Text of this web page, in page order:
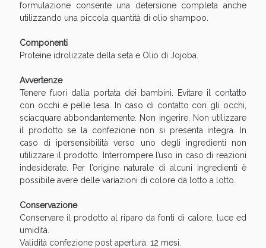
formulazione consente una detersione completa anche
utilizzando una piccola quantità di olio shampoo.
Componenti
Proteine idrolizzate della seta e Olio di Jojoba.
Avvertenze
Tenere fuori dalla portata dei bambini. Evitare il contatto
con occhi e pelle lesa. In caso di contatto con gli occhi,
sciacquare abbondantemente. Non ingerire. Non utilizzare
il prodotto se la confezione non si presenta integra. In
caso di ipersensibilità verso uno degli ingredienti non
utilizzare il prodotto. Interrompere l’uso in caso di reazioni
indesiderate. Per l’origine naturale di alcuni ingredienti è
possibile avere delle variazioni di colore da lotto a lotto.
Conservazione
Conservare il prodotto al riparo da fonti di calore, luce ed
umidità.
Validità confezione post apertura: 12 mesi.